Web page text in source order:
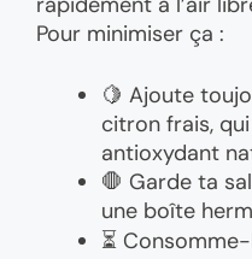
Pour minimiser ça :
🍋 Ajoute
citron frais,
antioxydant
🛑 Garde ta
une boîte
⏳